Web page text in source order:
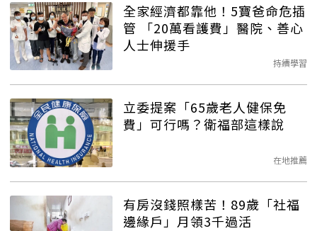
全家經濟都靠他！5寶爸命危插
管 「20萬看護費」醫院、善心
人士伸援手
持續學習
立委提案「65歲老人健保免
費」可行嗎？衛福部這樣說
在地推薦
有房沒錢照樣苦！89歲「社福
邊緣戶」月領3千過活